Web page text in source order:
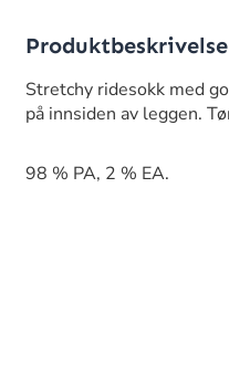
Produktbeskrivelse
Stretchy ridesokk med
på innsiden av leggen.
98 % PA, 2 % EA.